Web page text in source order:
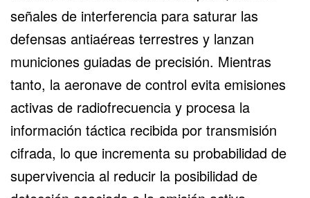
señales de interferencia para saturar las
defensas antiaéreas terrestres y lanzan
municiones guiadas de precisión. Mientras
tanto, la aeronave de control evita emisiones
activas de radiofrecuencia y procesa la
información táctica recibida por transmisión
cifrada, lo que incrementa su probabilidad de
supervivencia al reducir la posibilidad de